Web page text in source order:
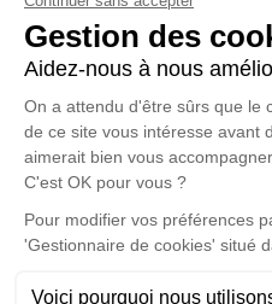
Réseaux sociaux
Liens utiles
Publier un avis de décès
Signaler un abus/une erreur
Consultez nos offres d'emploi